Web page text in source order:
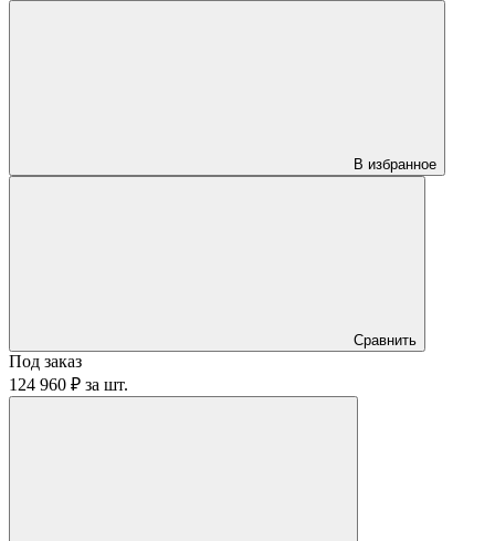
В избранное
Сравнить
Под заказ
124 960 ₽ за шт.